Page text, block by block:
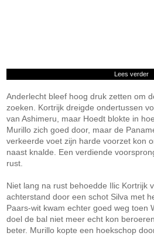
Lees verder
Anderlecht bleef hoog druk zetten om
zoeken. Kortrijk dreigde ondertussen
van Ashimeru, maar Hoedt blokte in
Murillo zich goed door, maar de
verkeerde voet zijn harde voorzet kon
naast knalde. Een verdiende
rust.
Niet lang na rust behoedde Ilic Kortrijk
achterstand door een schot Silva met
Paars-wit kwam echter goed weg toen
doel de bal niet meer echt kon
beter. Murillo kopte een hoekschop